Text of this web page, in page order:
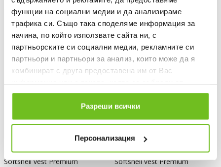
функции на социални медии и да анализираме
трафика си. Също така споделяме информация за
начина, по който използвате сайта ни, с
партньорските си социални медии, рекламните си
партньори и партньори за анализ, които може да я
комбинират с друга предоставена им от Вас
ползването от Ваша страна на услугите им.
Разреши всички
Персонализация
ONLY
Softshell vest Premium
ONLY
Softshell vest Premium